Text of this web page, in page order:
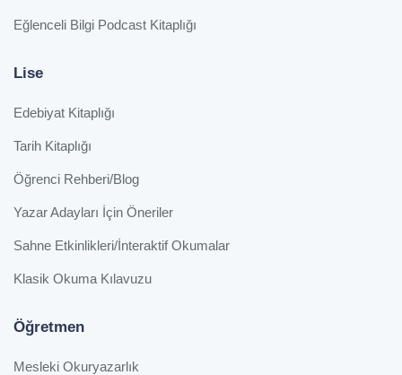
Eğlenceli Bilgi Podcast Kitaplığı
Lise
Edebiyat Kitaplığı
Tarih Kitaplığı
Öğrenci Rehberi/Blog
Yazar Adayları İçin Öneriler
Sahne Etkinlikleri/İnteraktif Okumalar
Klasik Okuma Kılavuzu
Öğretmen
Mesleki Okuryazarlık